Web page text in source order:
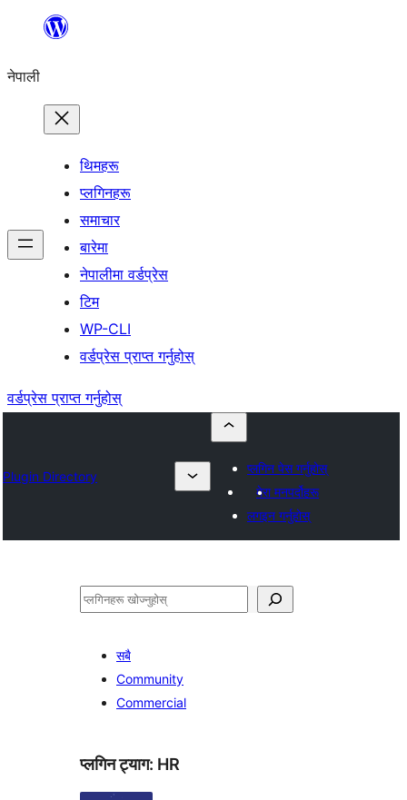
सामग्रीमा
नेपाली
थिमहरू
प्लगिनहरू
समाचार
बारेमा
नेपालीमा वर्डप्रेस
टिम
WP-CLI
वर्डप्रेस प्राप्त गर्नुहोस्
वर्डप्रेस प्राप्त गर्नुहोस्
Plugin Directory
प्लगिन पेस गर्नुहोस्
मेरा मनपर्दोहरू
लगइन गर्नुहोस्
खोज्नुहोस्
सबै
Community
Commercial
प्लगिन ट्याग: HR